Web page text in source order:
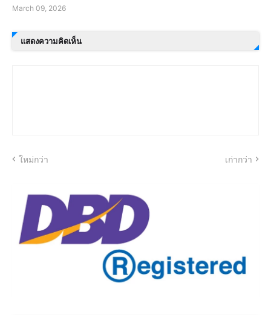
March 09, 2026
แสดงความคิดเห็น
ใหม่กว่า เก่ากว่า